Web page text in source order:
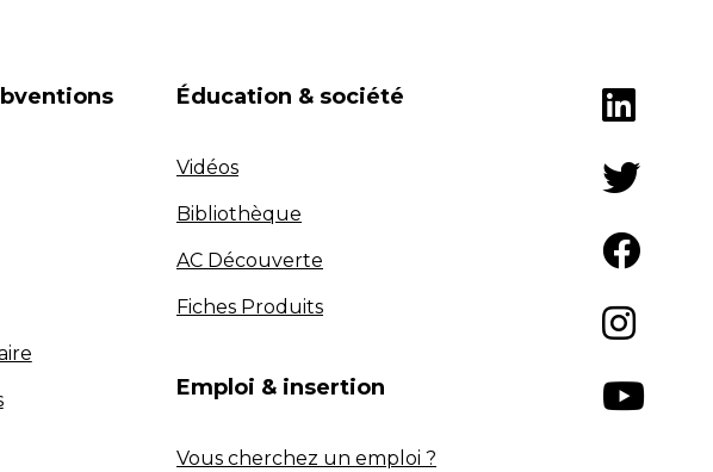
Éducation & société
Vidéos
Bibliothèque
AC Découverte
Fiches Produits
Emploi & insertion
Vous cherchez un emploi ?